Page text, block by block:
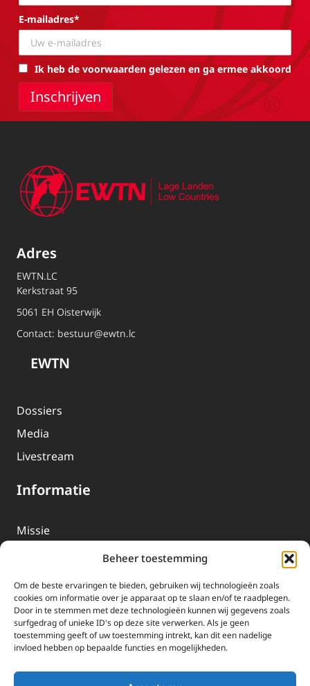
Beheer toestemming
Om de beste ervaringen te bieden, gebruiken wij technologieën zoals
cookies om informatie over je apparaat op te slaan en/of te raadplegen.
Door in te stemmen met deze technologieën kunnen wij gegevens zoals
surfgedrag of unieke ID's op deze site verwerken. Als je geen
toestemming geeft of uw toestemming intrekt, kan dit een nadelige
invloed hebben op bepaalde functies en mogelijkheden.
E-mailadres*
Ik heb de voorwaarden gelezen en ga ermee akkoord
Adres
EWTN.LC
Kerkstraat 95
5061 EH Oisterwijk
Contact: bestuur@ewtn.lc
EWTN
Dossiers
Media
Livestream
Informatie
Missie
EWTN-Team
Organisatiegegevens
Doneren
EWTN wordt uitsluitend gefinancierd door uw donaties.